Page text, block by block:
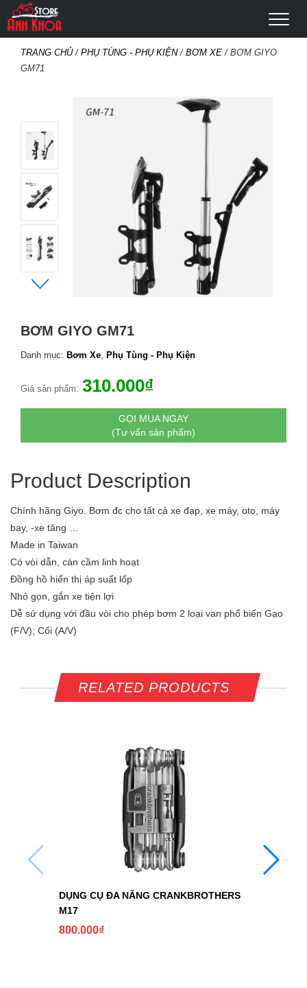
TRANG CHỦ/ PHỤ TÙNG - PHỤ KIỆN/ BƠM XE / BƠM GIYO
GM71
BƠM GIYO GM71
Danh mục: Bơm Xe, Phụ Tùng - Phụ Kiện
Giá sản phẩm: 310.000₫
GỌI MUA NGAY
(Tư vấn sản phẩm)
Product Description
Chính hãng Giyo. Bơm đc cho tất cả xe đạp, xe máy, oto, máy
bay, -xe tăng …
Made in Taiwan
Có vòi dẫn, cán cầm linh hoạt
Đồng hồ hiển thị áp suất lốp
Nhỏ gọn, gắn xe tiện lợi
Dễ sử dụng với đầu vòi cho phép bơm 2 loại van phổ biến Gạo
(F/V); Cối (A/V)
RELATED PRODUCTS
DỤNG CỤ ĐA NĂNG CRANKBROTHERS
M17
800.000₫